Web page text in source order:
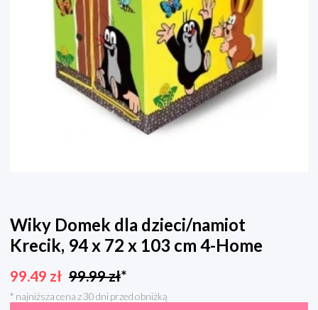
Wiky Domek dla dzieci/namiot
Krecik, 94 x 72 x 103 cm 4-Home
99.49 zł 99.99zł*
* najniższa cena z 30 dni przed obniżką